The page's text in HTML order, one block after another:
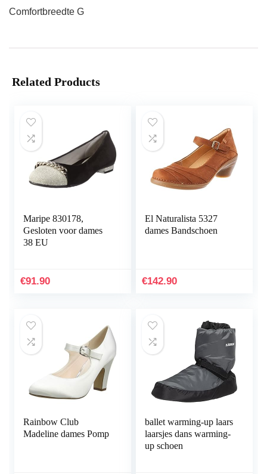
Comfortbreedte G
Related Products
Maripe 830178,
Gesloten voor dames
38 EU
€91.90
El Naturalista 5327
dames Bandschoen
€142.90
Rainbow Club
Madeline dames Pomp
ballet warming-up laars
laarsjes dans warming-
up schoen